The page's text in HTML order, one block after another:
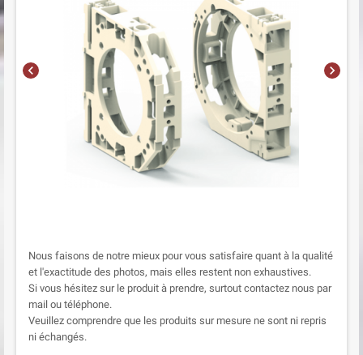
chevron_left chevron_right
Nous faisons de notre mieux pour vous satisfaire quant à la qualité
et l'exactitude des photos, mais elles restent non exhaustives.
Si vous hésitez sur le produit à prendre, surtout contactez nous par
mail ou téléphone.
Veuillez comprendre que les produits sur mesure ne sont ni repris
ni échangés.